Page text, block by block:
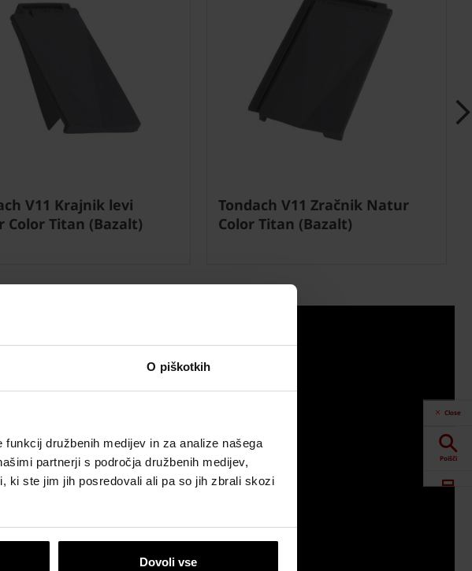
O piškotkih
družbenih medijev in za analize našega
partnerji s področja družbenih medijev,
ki ste jim jih posredovali ali pa so jih zbrali skozi
Dovoli vse
V11 Krajnik levi
Color Titan (Bazalt)
Tondach V11 Zračnik Natur
Color Titan (Bazalt)
Close
Poišči